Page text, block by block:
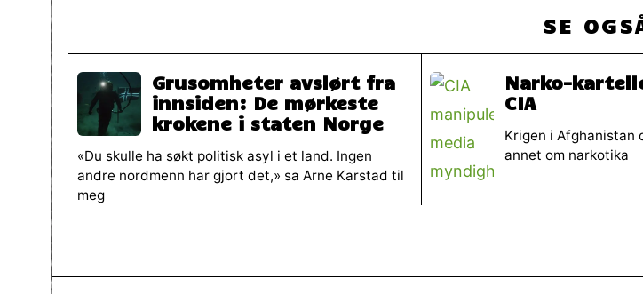
SE
Grusomheter avslørt fra
innsiden: De mørkeste
krokene i staten Norge
«Du skulle ha søkt politisk asyl i et land. Ingen
andre nordmenn har gjort det,» sa Arne Karstad til
meg
Narko-
CIA
Krigen i Afghanistan
annet om narkotika